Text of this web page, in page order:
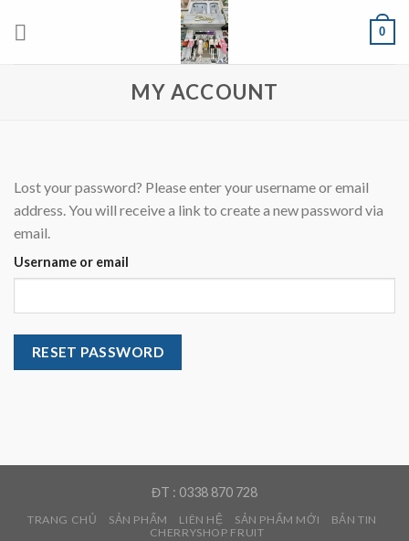
0
MY ACCOUNT
Lost your password? Please enter your username or email
address. You will receive a link to create a new password via
email.
Username or email
RESET PASSWORD
ĐT : 0338 870 728
TRANG CHỦ SẢN PHẨM LIÊN HỆ SẢN PHẨM MỚI
BẢN TIN
CHERRYSHOP FRUIT